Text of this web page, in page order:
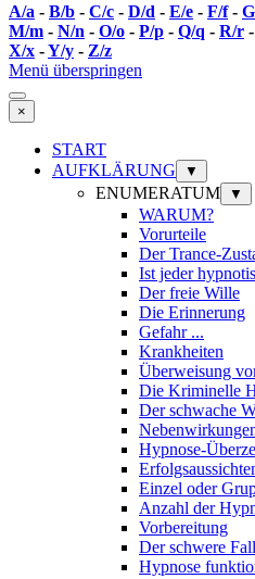
A/a - B/b - C/c - D/d - E/e - F/f-
M/m - N/n - O/o - P/p - Q/q - R/r -
X/x -Y/y - Z/z
Menü überspringen
×
START
AUFKLÄRUNG
▼
ENUMERATUM ▼
WARUM?
Vorurteile
Der Trance-
Ist jeder
Der freie Wille
Die Erinnerung
Gefahr ...
Krankheiten
Überweisung
Die Kriminelle
Der schwache
Hypnose-
Einzel oder
Anzahl der
Vorbereitung
Der schwere Fall
Hypnose